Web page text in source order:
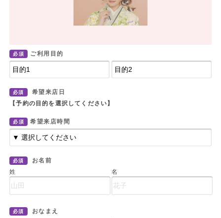
必須 ご利用目的
必須
希望来店日
【予約の目的を選択してください】
必須 希望来店時間
必須
お名前
姓
名
必須
おなまえ